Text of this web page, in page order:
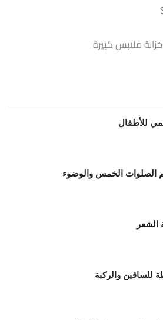
خزانة ملابس كبيرة
للأطفال
الصلوات الخمس والوضوء
الشعر
للساقين والركبة